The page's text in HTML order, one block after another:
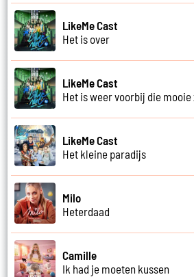
LikeMe Cast
Het is over
LikeMe Cast
Het is weer voorbij die
LikeMe Cast
Het kleine paradijs
Milo
Heterdaad
Camille
Ik had je moeten kussen